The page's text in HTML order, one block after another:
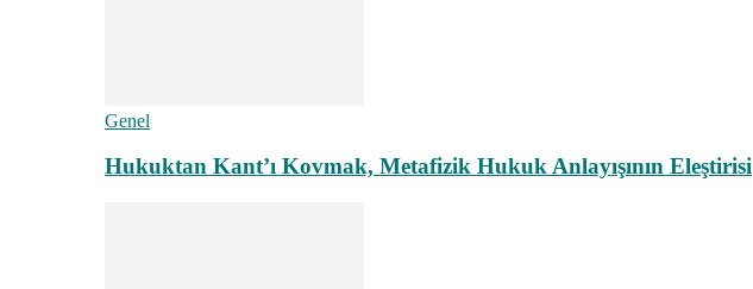
Genel
Hukuktan Kant’ı Kovmak, Metafizik Hukuk Anlayışının Eleştirisi